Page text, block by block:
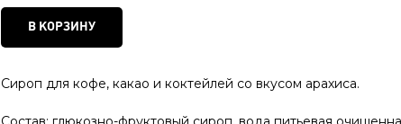
В КОРЗИНУ
Сироп для кофе, какао и коктейлей со вкусом арахиса.